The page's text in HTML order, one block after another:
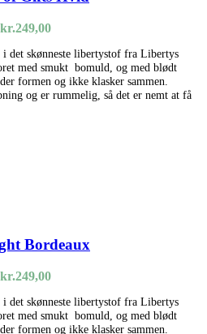
kr.249,00
det skønneste libertystof fra Libertys
med smukt bomuld, og med blødt
formen og ikke klasker sammen.
og er rummelig, så det er nemt at få
Bordeaux
kr.249,00
det skønneste libertystof fra Libertys
med smukt bomuld, og med blødt
formen og ikke klasker sammen.